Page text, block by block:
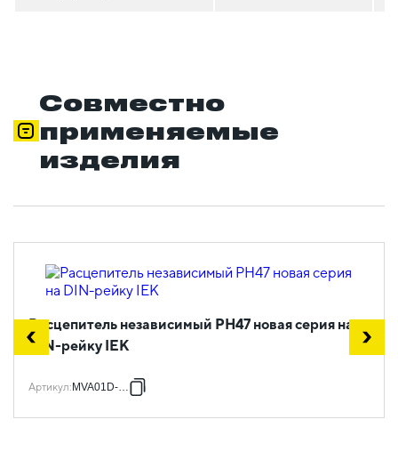
Совместно
применяемые
изделия
Расцепитель независимый РН47 новая серия на
DIN-рейку IEK
Артикул:MVA01D-RN